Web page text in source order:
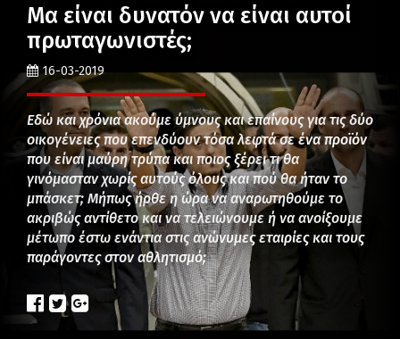
Μα είναι δυνατόν να είναι αυτοί
πρωταγωνιστές;
16-03-2019
Εδώ και χρόνια ακούμε ύμνους και επαίνους για τις δύο
οικογένειες που επενδύουν τόσα λεφτά σε ένα προϊόν
που είναι μαύρη τρύπα και ποιος ξέρει τι θα
γινόμασταν χωρίς αυτούς όλους και πού θα ήταν το
μπάσκετ; Μήπως ήρθε η ώρα να αναρωτηθούμε το
ακριβώς αντίθετο και να τελειώνουμε ή να ανοίξουμε
μέτωπο έστω ενάντια στις ανώνυμες εταιρίες και τους
παράγοντες στον αθλητισμό;